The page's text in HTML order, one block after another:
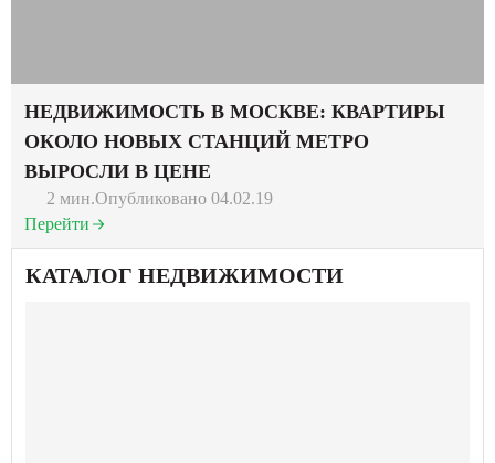
НЕДВИЖИМОСТЬ В МОСКВЕ: КВАРТИРЫ
ОКОЛО НОВЫХ СТАНЦИЙ МЕТРО
ВЫРОСЛИ В ЦЕНЕ
2 мин.Опубликовано 04.02.19
Перейти
КАТАЛОГ НЕДВИЖИМОСТИ